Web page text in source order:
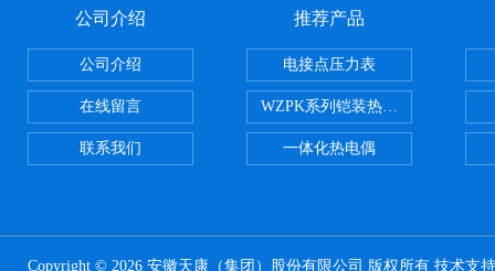
公司介绍
公司介绍
在线留言
联系我们
推荐产品
电接点压力表
WZPK系列铠装热电阻
一体化热电偶
Copyright © 2026 安徽天康（集团）股份有限公司 版权所有 技术支